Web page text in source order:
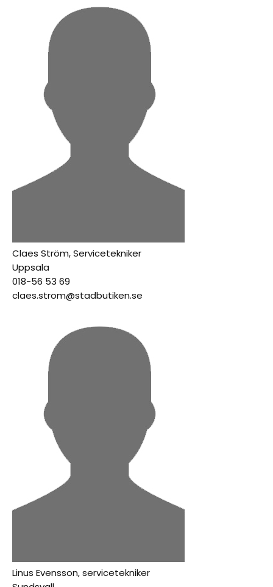
Claes Ström, Servicetekniker
Uppsala
018-56 53 69
claes.strom@stadbutiken.se
Linus Evensson, servicetekniker